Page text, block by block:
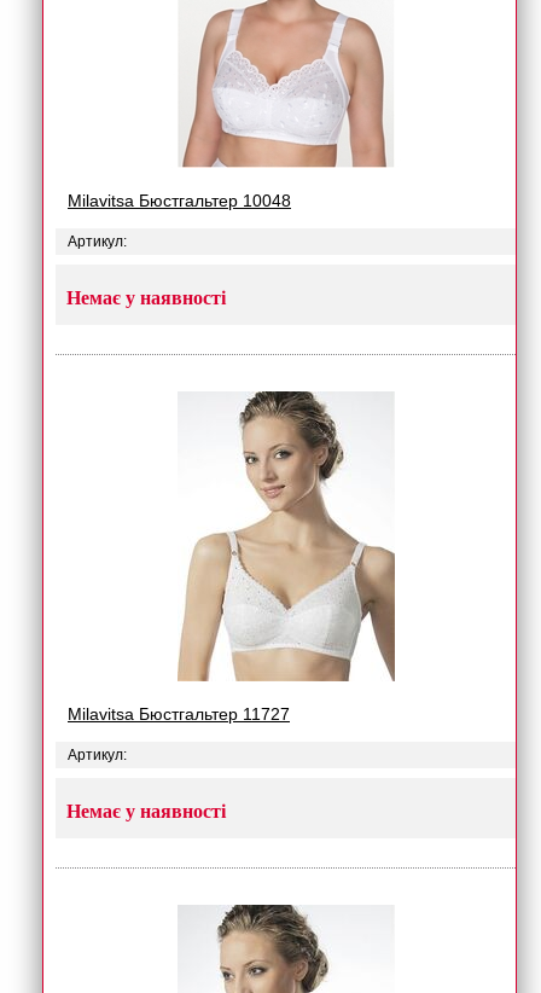
Milavitsa Бюстгальтер 10048
Артикул:
Немає у наявності
Milavitsa Бюстгальтер 11727
Артикул:
Немає у наявності